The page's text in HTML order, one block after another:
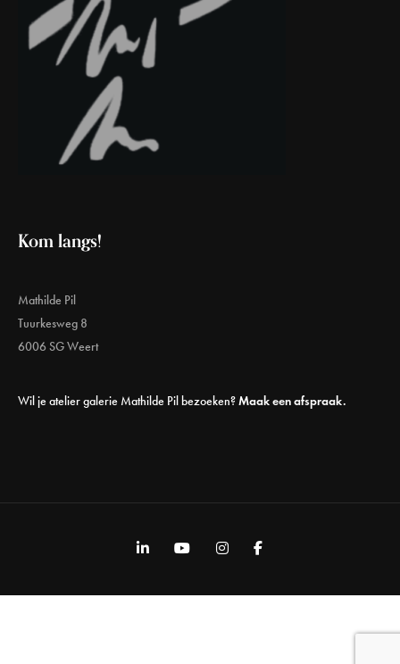
Kom langs!
Mathilde Pil
Tuurkesweg 8
6006 SG Weert
Wil je atelier galerie Mathilde Pil bezoeken?Maak een afspraak.